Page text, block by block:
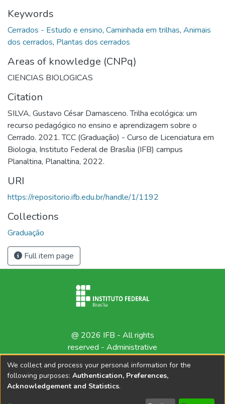
Keywords
Cerrados - Estudo e ensino, Caminhada em trilhas, Animais
dos cerrados, Plantas dos cerrados
Areas of knowledge (CNPq)
CIENCIAS BIOLOGICAS
Citation
SILVA, Gustavo César Damasceno. Trilha ecológica: um
recurso pedagógico no ensino e aprendizagem sobre o
Cerrado. 2021. TCC (Graduação) - Curso de Licenciatura em
Biologia, Instituto Federal de Brasília (IFB) campus
Planaltina, Planaltina, 2022.
URI
https://repositorio.ifb.edu.br/handle/1/1192
Collections
Graduação
Full item page
@ 2026 IFB - All rights
reserved - Administrative
We collect and process your personal information for the
following purposes: Authentication, Preferences,
Acknowledgement and Statistics.